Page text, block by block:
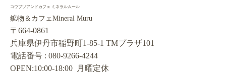
コウブツアンドカフェ ミネラルムール
鉱物＆カフェMineral Muru
〒664-0861
兵庫県伊丹市稲野町1-85-1 TMプラザ101
電話番号 : 080-9266-4244
OPEN:10:00-18:00 月曜定休